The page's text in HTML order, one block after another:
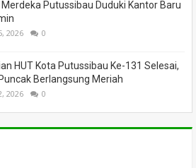
Merdeka Putussibau Duduki Kantor Baru
2026 0
HUT Kota Putussibau Ke-131 Selesai,
Berlangsung Meriah
2026 0